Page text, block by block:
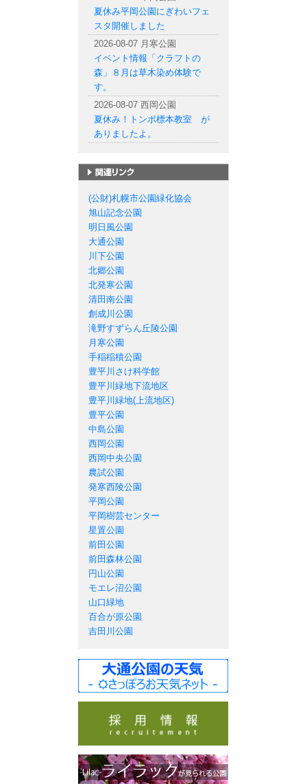
夏休み平岡公園にぎわいフェ
スタ開催しました
2026-08-07 月寒公園
イベント情報「クラフトの
森」８月は草木染め体験で
す。
2026-08-07 西岡公園
夏休み！トンボ標本教室 が
ありましたよ。
(公財)札幌市公園緑化協会
旭山記念公園
明日風公園
大通公園
川下公園
北郷公園
北発寒公園
清田南公園
創成川公園
滝野すずらん丘陵公園
月寒公園
手稲稲積公園
豊平川さけ科学館
豊平川緑地下流地区
豊平川緑地(上流地区)
豊平公園
中島公園
西岡公園
西岡中央公園
農試公園
発寒西陵公園
平岡公園
平岡樹芸センター
星置公園
前田公園
前田森林公園
円山公園
モエレ沼公園
山口緑地
百合が原公園
吉田川公園